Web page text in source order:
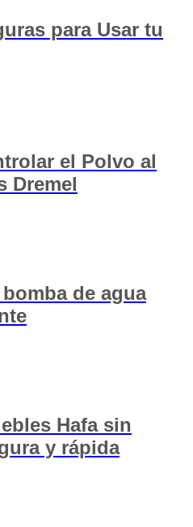
para Usar tu
el Polvo al
Dremel
de agua
Hafa sin
y rápida